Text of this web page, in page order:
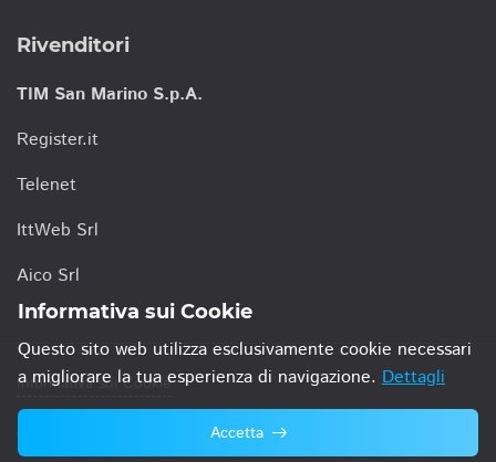
Rivenditori
TIM San Marino S.p.A.
Register.it
Telenet
IttWeb Srl
Aico Srl
Informativa sui Cookie
© 2021 TIM San Marino S.p.A.
Informativa sui Cookie
Questo sito web utilizza esclusivamente cookie necessari
a migliorare la tua esperienza di navigazione. Dettagli
Accetta